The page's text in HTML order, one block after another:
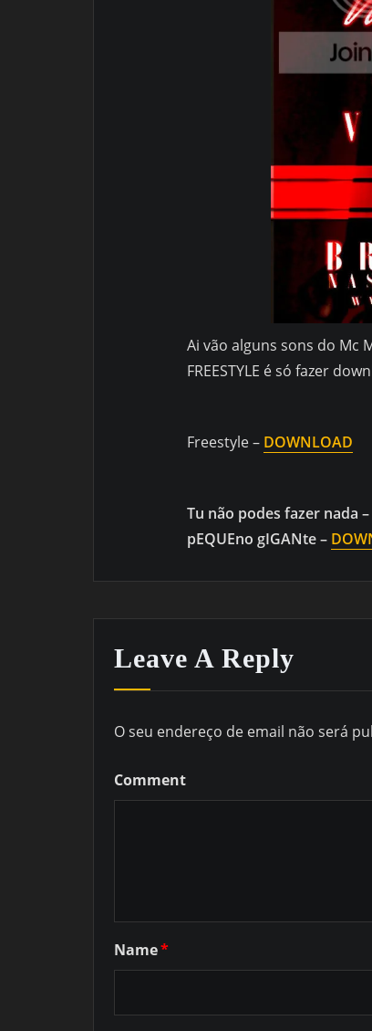
Ai vão alguns sons do Mc
FREESTYLE é só fazer
Freestyle – DOWNLOAD
Tu não podes fazer nada –
pEQUEno gIGANte –
Leave A Reply
O seu endereço de email não será
Comment
Name*